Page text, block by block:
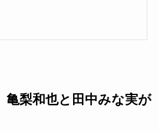
亀梨和也と田中みな実が